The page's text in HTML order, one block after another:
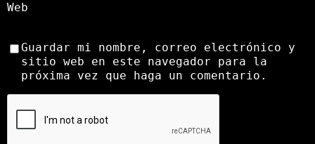
Web
Guardar mi nombre, correo electrónico y
sitio web en este navegador para la
próxima vez que haga un comentario.